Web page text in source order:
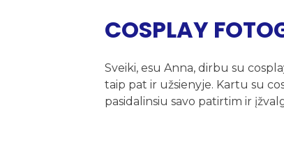
COSPLAY
Sveiki, esu Anna, dirbu su
taip pat ir užsienyje. Kartu su
pasidalinsiu savo patirtim ir